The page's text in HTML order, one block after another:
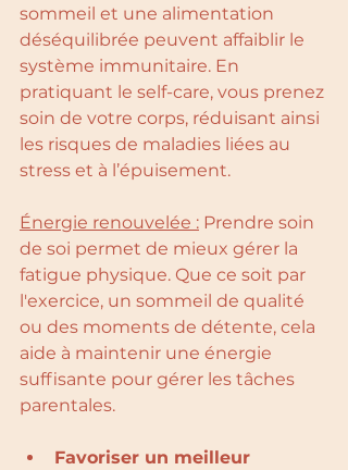
sommeil et une alimentation
déséquilibrée peuvent affaiblir le
système immunitaire. En
pratiquant le self-care, vous prenez
soin de votre corps, réduisant ainsi
les risques de maladies liées au
stress et à l’épuisement.
Énergie renouvelée : Prendre soin
de soi permet de mieux gérer la
fatigue physique. Que ce soit par
l'exercice, un sommeil de qualité
ou des moments de détente, cela
aide à maintenir une énergie
suffisante pour gérer les tâches
parentales.
Favoriser un meilleur